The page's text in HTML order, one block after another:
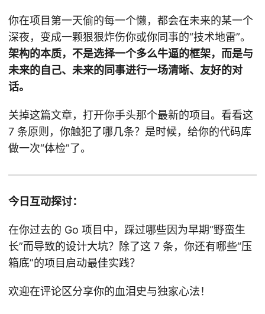
你在项目第一天偷的每一个懒，都会在未来的某一个
深夜，变成一颗狠狠炸伤你或你同事的“技术地雷”。
架构的本质，不是选择一个多么牛逼的框架，而是与
未来的自己、未来的同事进行一场清晰、友好的对
话。
关掉这篇文章，打开你手头那个最新的项目。看看这
7 条原则，你触犯了哪几条？是时候，给你的代码库
做一次“体检”了。
今日互动探讨：
在你过去的 Go 项目中，踩过哪些因为早期“野蛮生
长”而导致的设计大坑？除了这 7 条，你还有哪些“压
箱底”的项目启动最佳实践？
欢迎在评论区分享你的血泪史与独家心法！